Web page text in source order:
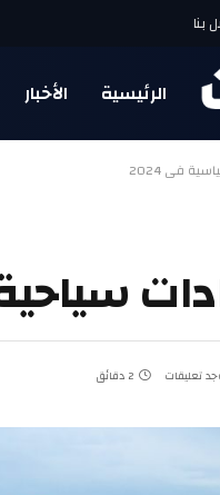
بنا
الرئيسية الأخبار
في 2024
سياحية
تعليقات 2 دقائق